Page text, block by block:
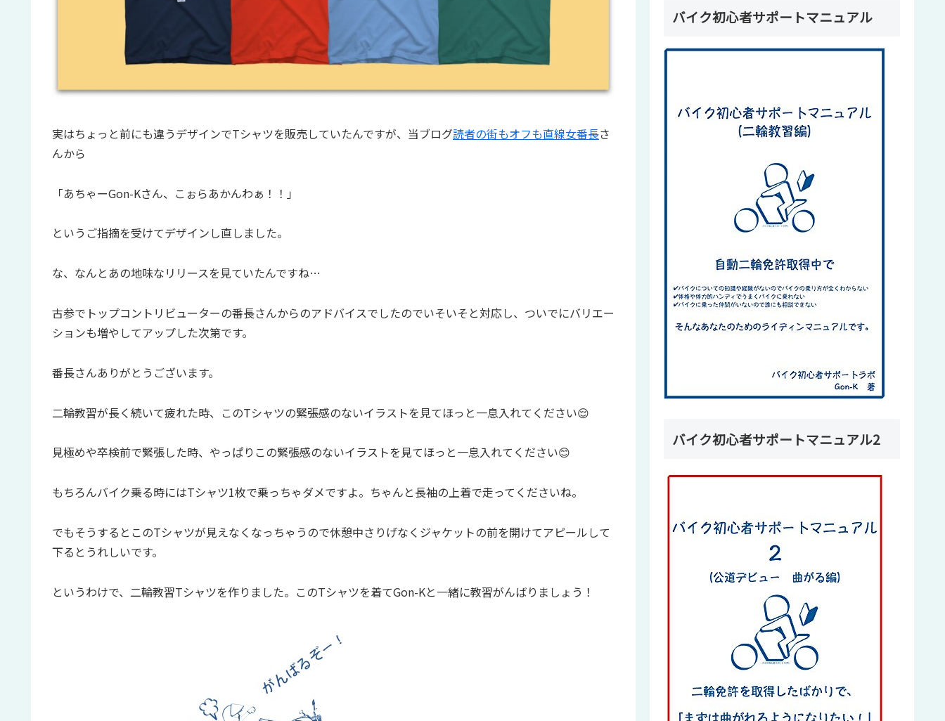
実はちょっと前にも違うデザインでTシャツを販売していたんですが、当ブログ読者の街もオフも直線女番長さ
んから
「あちゃーGon-Kさん、こぉらあかんわぁ！！」
というご指摘を受けてデザインし直しました。
な、なんとあの地味なリリースを見ていたんですね…
古参でトップコントリビューターの番長さんからのアドバイスでしたのでいそいそと対応し、ついでにバリエー
ションも増やしてアップした次第です。
番長さんありがとうございます。
二輪教習が長く続いて疲れた時、このTシャツの緊張感のないイラストを見てほっと一息入れてください😌
見極めや卒検前で緊張した時、やっぱりこの緊張感のないイラストを見てほっと一息入れてください😊
もちろんバイク乗る時にはTシャツ1枚で乗っちゃダメですよ。ちゃんと長袖の上着で走ってくださいね。
でもそうするとこのTシャツが見えなくなっちゃうので休憩中さりげなくジャケットの前を開けてアピールして
下るとうれしいです。
というわけで、二輪教習Tシャツを作りました。このTシャツを着てGon-Kと一緒に教習がんばりましょう！
バイク初心者サポートマニュアル
バイク初心者サポートマニュアル2